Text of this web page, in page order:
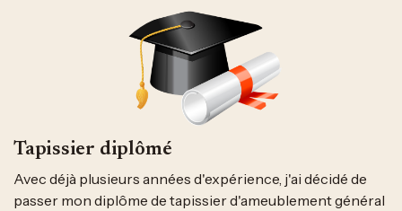
Tapissier diplômé
Avec déjà plusieurs années d'expérience, j'ai décidé de
passer mon diplôme de tapissier d'ameublement général